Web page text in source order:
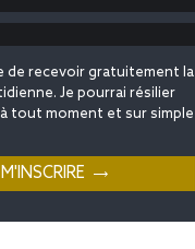
de recevoir gratuitement la
Je pourrai résilier
tout moment et sur simple